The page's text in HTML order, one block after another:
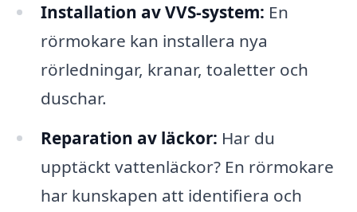
Installation av VVS-system: En
rörmokare kan installera nya
rörledningar, kranar, toaletter och
duschar.
Reparation av läckor: Har du
upptäckt vattenläckor? En rörmokare
har kunskapen att identifiera och